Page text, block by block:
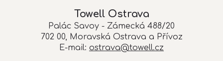
Towell Ostrava
Palác Savoy - Zámecká 488/20
702 00, Moravská Ostrava a Přívoz
E-mail: ostrava@towell.cz